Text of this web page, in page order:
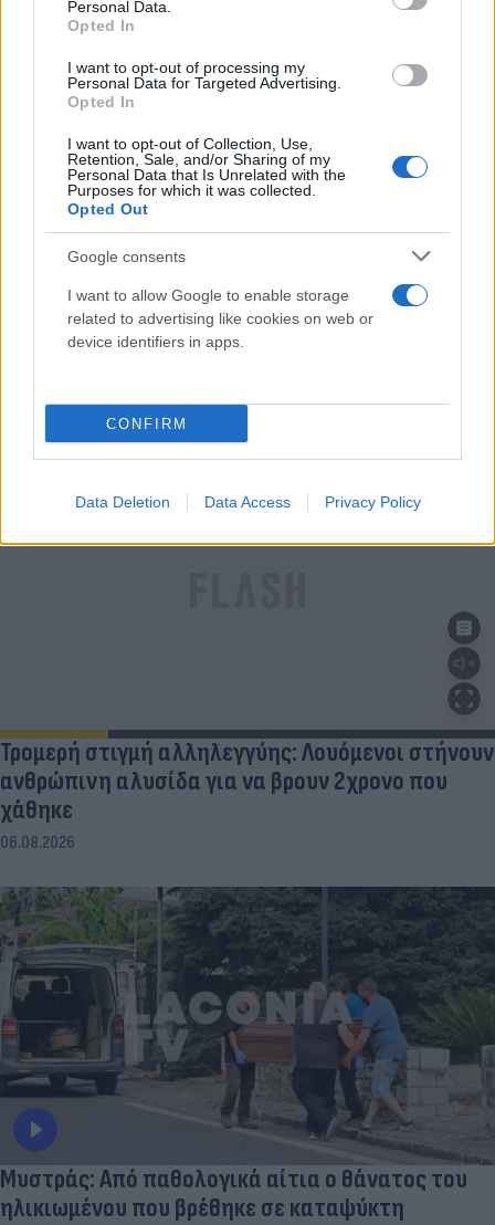
Personal Data.
Opted In
I want to opt-out of processing my
Personal Data for Targeted Advertising.
Opted In
I want to opt-out of Collection, Use,
Retention, Sale, and/or Sharing of my
Personal Data that Is Unrelated with the
Purposes for which it was collected.
Opted Out
Google consents
I want to allow Google to enable storage
related to advertising like cookies on web or
device identifiers in apps.
CONFIRM
Data Deletion Data Access Privacy Policy
06.08.2026
Ναύπλιο: Προφυλακιστέοι οι δύο Ινδοί για τη
06.08.2026
Τρομερή στιγμή αλληλεγγύης: Λουόμενοι στήνουν
ανθρώπινη αλυσίδα για να βρουν 2χρονο που
χάθηκε
06.08.2026
Μυστράς: Από παθολογικά αίτια ο θάνατος του
ηλικιωμένου που βρέθηκε σε καταψύκτη